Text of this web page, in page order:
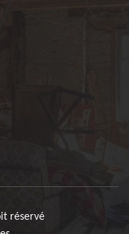
réservé